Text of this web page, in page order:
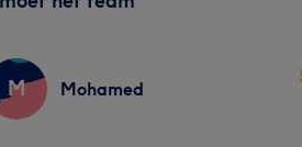
M Mohamed